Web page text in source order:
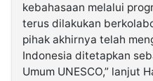
kebahasaan melalui
terus dilakukan
pihak akhirnya telah
Indonesia ditetapkan
Umum UNESCO,” lanjut